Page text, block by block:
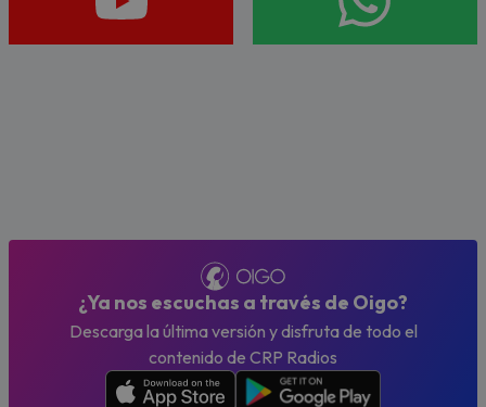
¿Ya nos escuchas a través de Oigo?
Descarga la última versión y disfruta de todo el
contenido de CRP Radios